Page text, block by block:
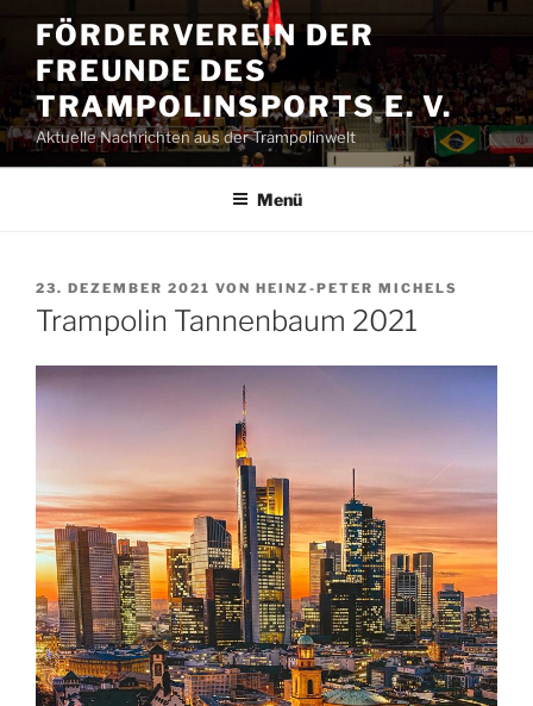
Inhalt
springen
FÖRDERVEREIN DER
FREUNDE DES
TRAMPOLINSPORTS E. V.
Aktuelle Nachrichten aus der Trampolinwelt
Menü
VERÖFFENTLICHT
AM
23. DEZEMBER 2021 VON HEINZ-PETER MICHELS
Trampolin Tannenbaum 2021